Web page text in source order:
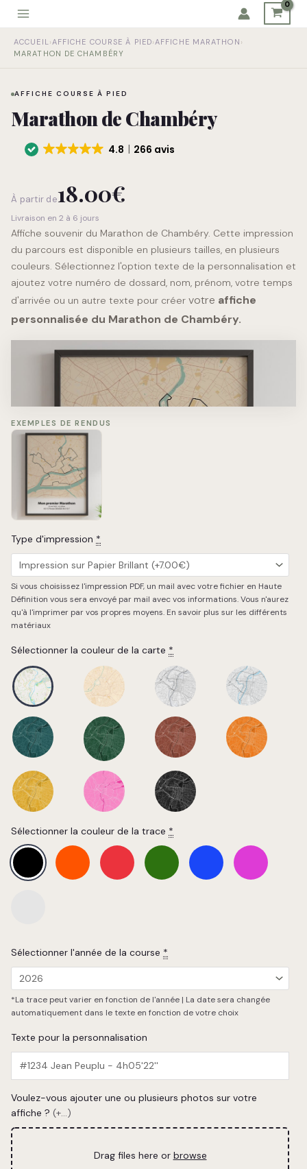
Aller
contenu
ACCUEIL › AFFICHE COURSE À PIED› AFFICHE MARATHON ›
MARATHON DE CHAMBÉRY
AFFICHE COURSE À PIED
Marathon de Chambéry
4.8 266 avis
À partir de18.00€
Livraison en 2 à 6 jours
Affiche souvenir du Marathon de Chambéry. Cette impression
du parcours est disponible en plusieurs tailles, en plusieurs
couleurs. Sélectionnez l'option texte de la personnalisation et
ajoutez votre numéro de dossard, nom, prénom, votre temps
d'arrivée ou un autre texte pour créer votre affiche
personnalisée du Marathon de Chambéry.
Chargement de la carte…
Marathon de Chambéry
15.10.2023 - 42.195km
#4123 Jean Peuplu - 3h38'42''​
EXEMPLES DE RENDUS
Type d'impression *
Si vous choisissez l'impression PDF, un mail avec votre fichier en Haute
Définition vous sera envoyé par mail avec vos informations. Vous n'aurez
qu'à l'imprimer par vos propres moyens. En savoir plus sur les différents
matériaux
Sélectionner la couleur de la carte *
Sélectionner la couleur de la trace *
Sélectionner l'année de la course *
*La trace peut varier en fonction de l'année | La date sera changée
automatiquement dans le texte en fonction de votre choix
Texte pour la personnalisation
Voulez-vous ajouter une ou plusieurs photos sur votre
affiche ? (+...)
Drag files here or browse
de
Chambéry